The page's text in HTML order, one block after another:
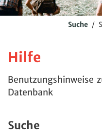
Suche /
Hilfe
Benutzungshinweise
Datenbank
Suche